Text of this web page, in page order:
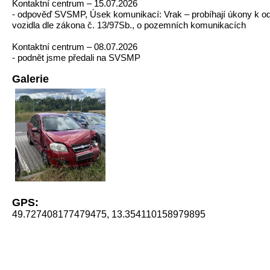
Kontaktní centrum – 15.07.2026
- odpověď SVSMP, Úsek komunikací: Vrak – probíhají úkony k
vozidla dle zákona č. 13/97Sb., o pozemních komunikacích
Kontaktní centrum – 08.07.2026
- podnět jsme předali na SVSMP
Galerie
GPS:
49.727408177479475, 13.354110158979895